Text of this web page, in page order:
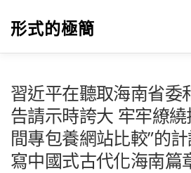
形式的極簡
習近平在聽取海南省委
告請示時誇大 牢牢繚繞
間專包養網站比較”的
寫中國式古代化海南篇